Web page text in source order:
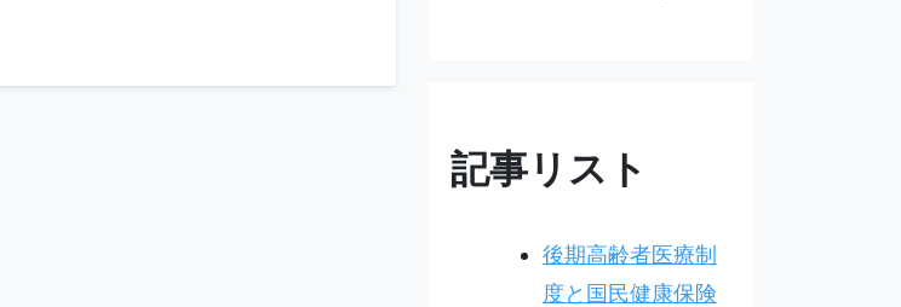
記事リスト
後期高齢者医療制
度と国民健康保険